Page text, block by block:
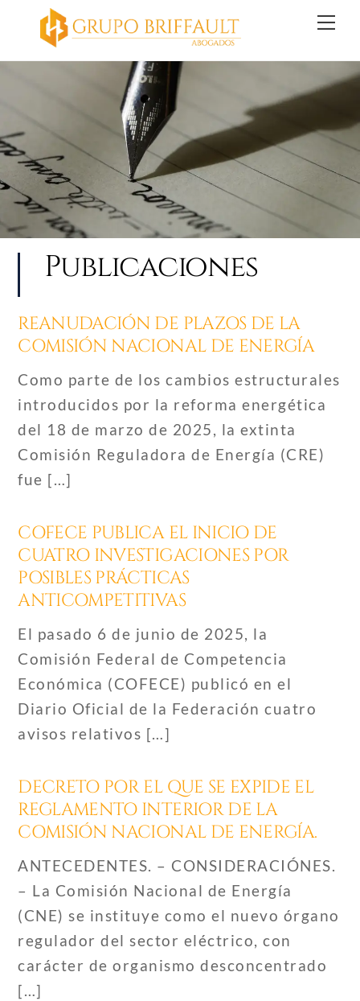
content
Publicaciones
REANUDACIÓN DE PLAZOS DE LA
COMISIÓN NACIONAL DE ENERGÍA
Como parte de los cambios estructurales
introducidos por la reforma energética
del 18 de marzo de 2025, la extinta
Comisión Reguladora de Energía (CRE)
fue […]
COFECE PUBLICA EL INICIO DE
CUATRO INVESTIGACIONES POR
POSIBLES PRÁCTICAS
ANTICOMPETITIVAS
El pasado 6 de junio de 2025, la
Comisión Federal de Competencia
Económica (COFECE) publicó en el
Diario Oficial de la Federación cuatro
avisos relativos […]
DECRETO POR EL QUE SE EXPIDE EL
REGLAMENTO INTERIOR DE LA
COMISIÓN NACIONAL DE ENERGÍA.
ANTECEDENTES. – CONSIDERACIÓNES.
– La Comisión Nacional de Energía
(CNE) se instituye como el nuevo órgano
regulador del sector eléctrico, con
carácter de organismo desconcentrado
[…]
Back
To
Top